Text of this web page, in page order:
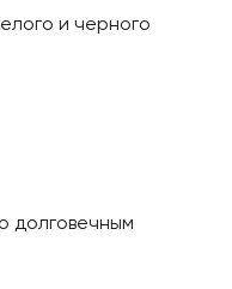
и черного
долговечным